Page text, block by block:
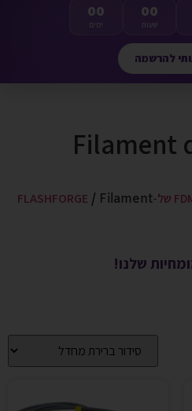
00
ימים
00
שעות
להרשמה
Filament
/ Filament
שלנו!